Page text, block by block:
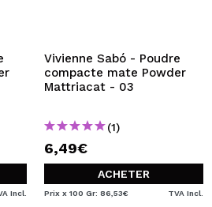
vérifier l'état de vos
vos opérations précédentes.
UN COMPTE
Incl.
Vivienne Sabó - Poudre
compacte mate Powder
Mattriacat - 03
(1)
6,49€
ACHETER
Prix x 100 Gr: 86,53€ TVA Incl.